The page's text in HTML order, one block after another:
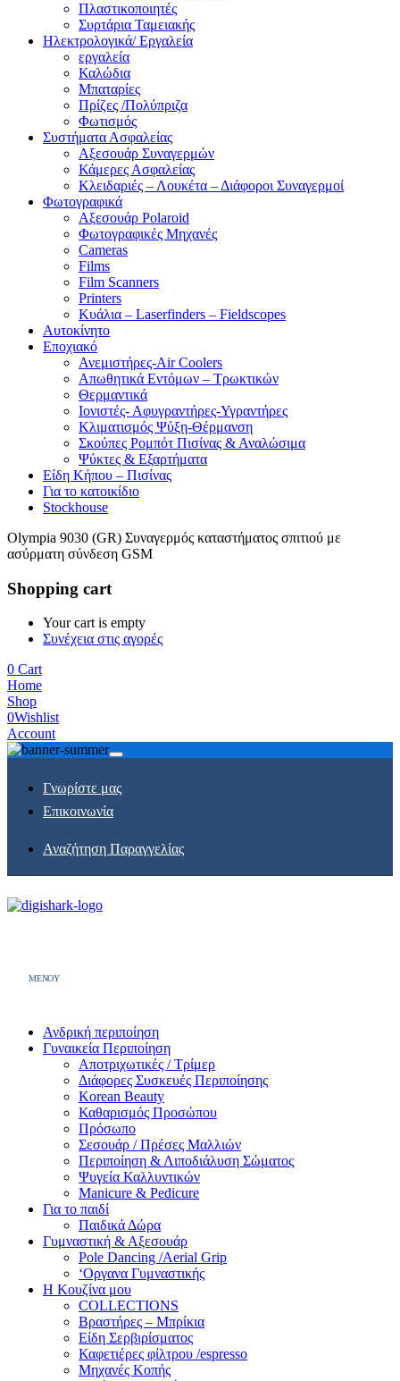
Πλαστικοποιητές
Συρτάρια Ταμειακής
Ηλεκτρολογικά/ Εργαλεία
εργαλεία
Καλώδια
Μπαταρίες
Πρίζες /Πολύπριζα
Φωτισμός
Συστήματα Ασφαλείας
Αξεσουάρ Συναγερμών
Κάμερες Ασφαλείας
Κλειδαριές – Λουκέτα – Διάφοροι Συναγερμοί
Φωτογραφικά
Αξεσουάρ Polaroid
Φωτογραφικές Μηχανές
Cameras
Films
Film Scanners
Printers
Κυάλια – Laserfinders – Fieldscopes
Αυτοκίνητο
Εποχιακό
Ανεμιστήρες-Air Coolers
Απωθητικά Εντόμων – Τρωκτικών
Θερμαντικά
Ιονιστές- Αφυγραντήρες-Υγραντήρες
Κλιματισμός Ψύξη-Θέρμανση
Σκούπες Ρομπότ Πισίνας & Αναλώσιμα
Ψύκτες & Εξαρτήματα
Είδη Κήπου – Πισίνας
Για το κατοικίδιο
Stockhouse
Olympia 9030 (GR) Συναγερμός καταστήματος σπιτιού με
ασύρματη σύνδεση GSM
Shopping cart
Your cart is empty
Συνέχεια στις αγορές
0 Cart
Home
Shop
0Wishlist
Account
Γνωρίστε μας
Επικοινωνία
Αναζήτηση Παραγγελίας
MENOY
Ανδρική περιποίηση
Γυναικεία Περιποίηση
Αποτριχωτικές / Τρίμερ
Διάφορες Συσκευές Περιποίησης
Korean Beauty
Καθαρισμός Προσώπου
Πρόσωπο
Σεσουάρ / Πρέσες Μαλλιών
Περιποίηση & Λιποδιάλυση Σώματος
Ψυγεία Καλλυντικών
Manicure & Pedicure
Για το παιδί
Παιδικά Δώρα
Γυμναστική & Αξεσουάρ
Pole Dancing /Aerial Grip
‘Οργανα Γυμναστικής
Η Κουζίνα μου
COLLECTIONS
Βραστήρες – Μπρίκια
Είδη Σερβιρίσματος
Καφετιέρες φίλτρου /espresso
Μηχανές Κοπής